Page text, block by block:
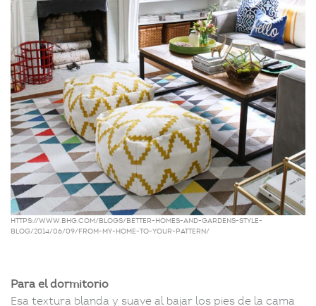
https://www.bhg.com/blogs/better-homes-and-gardens-style-
blog/2014/06/09/from-my-home-to-your-pattern/
Para el dormitorio
Esa textura blanda y suave al bajar los pies de la cama